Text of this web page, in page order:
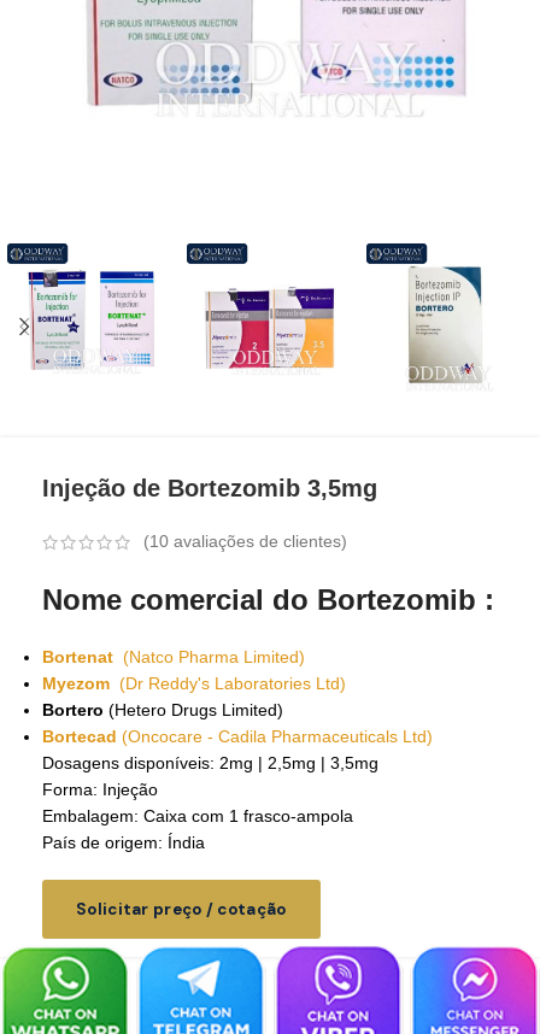
Injeção de Bortezomib 3,5mg
(10 avaliações de clientes)
Nome comercial do Bortezomib :
Bortenat (Natco Pharma Limited)
Myezom (Dr Reddy's Laboratories Ltd)
Bortero (Hetero Drugs Limited)
Bortecad (Oncocare - Cadila Pharmaceuticals Ltd)
Dosagens disponíveis: 2mg | 2,5mg | 3,5mg
Forma: Injeção
Embalagem: Caixa com 1 frasco-ampola
País de origem: Índia
Solicitar preço / cotação